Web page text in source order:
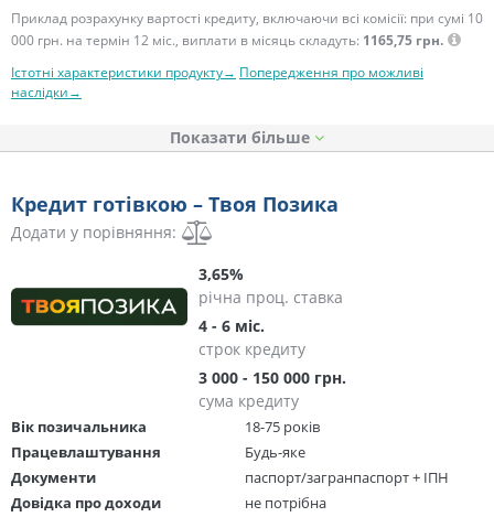
Приклад розрахунку вартості кредиту, включаючи всі комісії: при сумі 10
000 грн. на термін 12 міс., виплати в місяць складуть: 1165,75 грн.
Істотні характеристики продукту→ Попередження про можливі
наслідки→
Показати
Кредит готівкою – Твоя Позика
Додати у порівняння:
3,65%
річна проц. ставка
4 - 6 міс.
строк кредиту
3 000 - 150 000 грн.
сума кредиту
Вік позичальника
18-75 років
Працевлаштування
Будь-яке
Документи
паспорт/загранпаспорт + ІПН
Довідка про доходи
не потрібна